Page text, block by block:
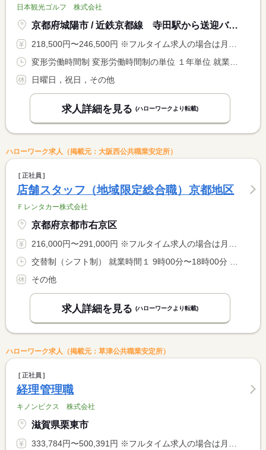
日本観光ゴルフ 株式会社
京都府城陽市 / 近鉄京都線 寺田駅から送迎バスで７分
218,500円〜246,500円 ※フルタイム求人の場合は月額（換算額）、パート求人の場合は時間額を表示しています。
日曜日，祝日，その他
求人詳細を見る (ハローワークより転載)
ハローワーク求人（掲載元：大阪西公共職業安定所）
正社員
店舗スタッフ（地域限定総合職）京都地区
Ｆレンタカー株式会社
京都府京都市右京区
216,000円〜291,000円 ※フルタイム求人の場合は月額（換算額）、パート求人の場合は時間額を表示しています。
その他
求人詳細を見る (ハローワークより転載)
ハローワーク求人（掲載元：草津公共職業安定所）
正社員
経理管理職
キノンビクス 株式会社
滋賀県栗東市
333,784円〜500,391円 ※フルタイム求人の場合は月額（換算額）、パート求人の場合は時間額を表示しています。